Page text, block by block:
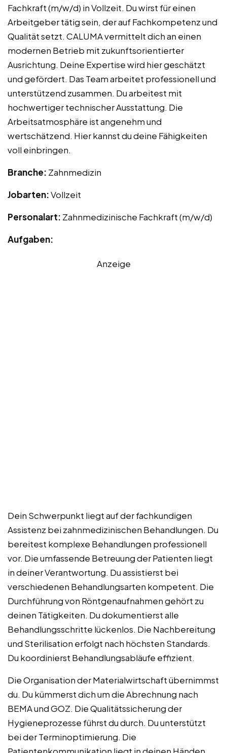
Fachkraft (m/w/d) in Vollzeit. Du wirst für einen
Arbeitgeber tätig sein, der auf Fachkompetenz und
Qualität setzt. CALUMA vermittelt dich an einen
modernen Betrieb mit zukunftsorientierter
Ausrichtung. Deine Expertise wird hier geschätzt
und gefördert. Das Team arbeitet professionell und
unterstützend zusammen. Du arbeitest mit
hochwertiger technischer Ausstattung. Die
Arbeitsatmosphäre ist angenehm und
wertschätzend. Hier kannst du deine Fähigkeiten
voll einbringen.
Branche: Zahnmedizin
Jobarten:Vollzeit
Personalart: Zahnmedizinische Fachkraft (m/w/d)
Aufgaben:
Anzeige
Dein Schwerpunkt liegt auf der fachkundigen
Assistenz bei zahnmedizinischen Behandlungen. Du
bereitest komplexe Behandlungen professionell
vor. Die umfassende Betreuung der Patienten liegt
in deiner Verantwortung. Du assistierst bei
verschiedenen Behandlungsarten kompetent. Die
Durchführung von Röntgenaufnahmen gehört zu
deinen Tätigkeiten. Du dokumentierst alle
Behandlungsschritte lückenlos. Die Nachbereitung
und Sterilisation erfolgt nach höchsten Standards.
Du koordinierst Behandlungsabläufe effizient.
Die Organisation der Materialwirtschaft übernimmst
du. Du kümmerst dich um die Abrechnung nach
BEMA und GOZ. Die Qualitätssicherung der
Hygieneprozesse führst du durch. Du unterstützt
bei der Terminoptimierung. Die